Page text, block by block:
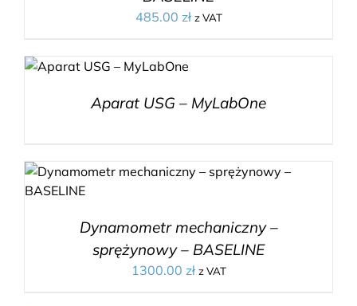
485.00 zł z VAT
Aparat USG – MyLabOne
Dynamometr mechaniczny –
sprężynowy – BASELINE
1300.00 zł z VAT